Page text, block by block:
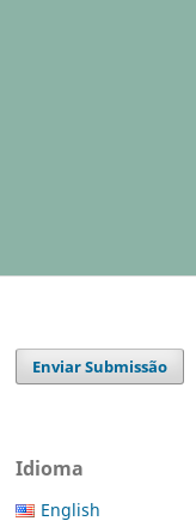
Enviar Submissão
Idioma
English